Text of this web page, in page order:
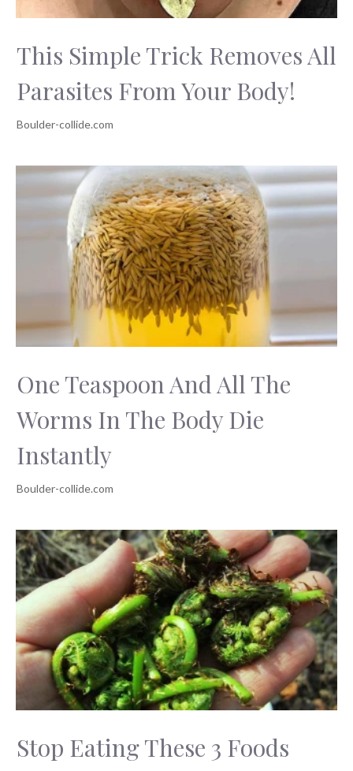
This Simple Trick Removes All
Parasites From Your Body!
One Teaspoon And All The
Worms In The Body Die
Instantly
Stop Eating These 3 Foods